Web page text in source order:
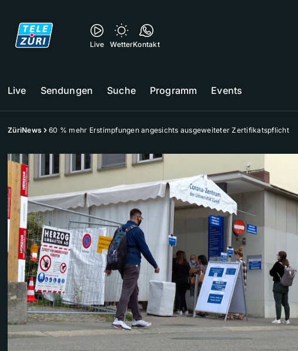
Live WetterKontakt
Live Sendungen Suche Programm Events
ZüriNews 60 % mehr Erstimpfungen angesichts ausgeweiteter Zertifikatspflicht